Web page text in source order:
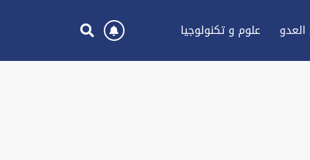
علوم و تكنولوجيا